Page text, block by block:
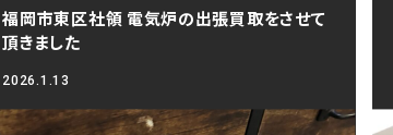
福岡市東区社領 電気炉の出張買取をさせて
頂きました
2026.1.13